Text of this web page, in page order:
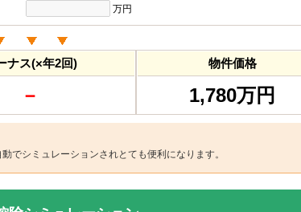
万円
ナス(×年2回)
－
物件価格
1,780万円
でシミュレーションされとても便利になります。